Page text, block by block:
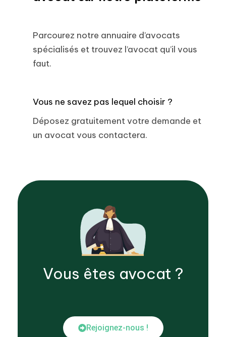
Parcourez notre annuaire d’avocats
spécialisés et trouvez l’avocat qu’il vous
faut.
Vous ne savez pas lequel choisir ?
Déposez gratuitement votre demande et
un avocat vous contactera.
Vous êtes avocat ?
Rejoignez-nous !